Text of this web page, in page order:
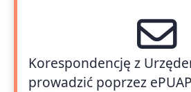
Korespondencję z
prowadzić poprzez